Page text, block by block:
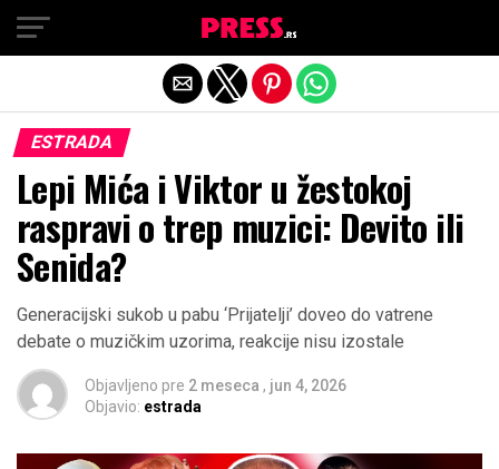
ESTRADA
Lepi Mića i Viktor u žestokoj
raspravi o trep muzici: Devito ili
Senida?
Generacijski sukob u pabu ‘Prijatelji’ doveo do vatrene
debate o muzičkim uzorima, reakcije nisu izostale
Objavljeno pre 2 meseca , jun 4, 2026
Objavio: estrada
Exit mobile version